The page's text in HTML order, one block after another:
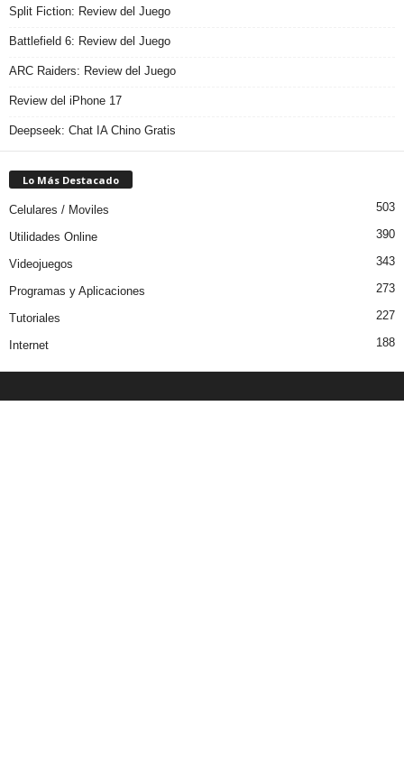
Split Fiction: Review del Juego
Battlefield 6: Review del Juego
ARC Raiders: Review del Juego
Review del iPhone 17
Deepseek: Chat IA Chino Gratis
Lo Más Destacado
Celulares / Moviles 503
Utilidades Online 390
Videojuegos 343
Programas y Aplicaciones 273
Tutoriales 227
Internet 188